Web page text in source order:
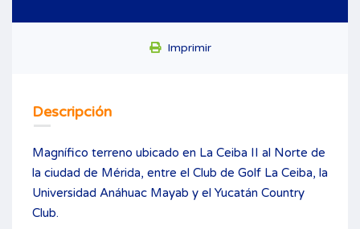
Imprimir
Descripción
Magnífico terreno ubicado en La Ceiba II al Norte de
la ciudad de Mérida, entre el Club de Golf La Ceiba, la
Universidad Anáhuac Mayab y el Yucatán Country
Club.